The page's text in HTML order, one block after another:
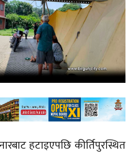
हटाइएपछि कीर्तिपुरस्थित